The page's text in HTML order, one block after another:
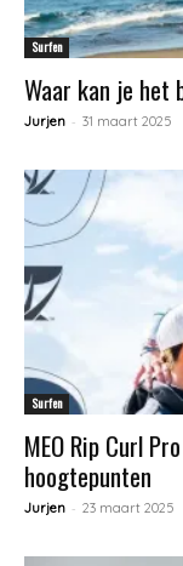
Surfen
Waar kan je
Jurjen - 31 maart 2025
Surfen
MEO Rip Curl
hoogtepunten
Jurjen - 23 maart 2025